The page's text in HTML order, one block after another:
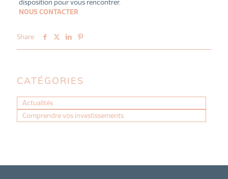
disposition pour vous rencontrer.
NOUS CONTACTER
Share
CATÉGORIES
Actualités
Comprendre vos investissements